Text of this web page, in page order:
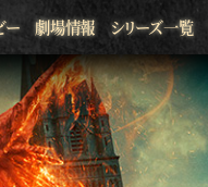
ー 劇場情報 シリーズ一覧